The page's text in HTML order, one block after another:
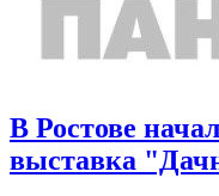
В Ростове
выставка